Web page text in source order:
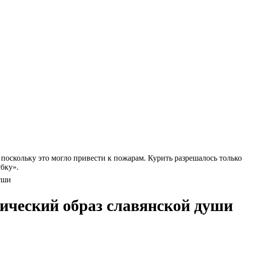
это могло привести к пожарам. Курить разрешалось только
образ славянской души